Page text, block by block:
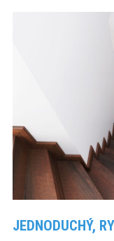
JEDNODUCHÝ,